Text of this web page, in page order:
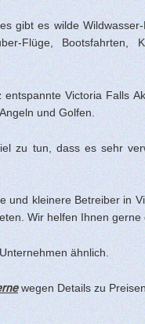
gibt es wilde
Flüge, Bootsfahrten,
Victoria Falls
und Golfen.
zu tun, dass es sehr
und kleinere Betreiber in
Wir helfen Ihnen
ähnlich.
wegen Details zu